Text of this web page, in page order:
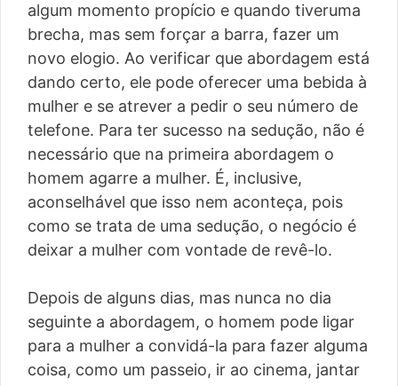
algum momento propício e quando tiveruma
brecha, mas sem forçar a barra, fazer um
novo elogio. Ao verificar que abordagem está
dando certo, ele pode oferecer uma bebida à
mulher e se atrever a pedir o seu número de
telefone. Para ter sucesso na sedução, não é
necessário que na primeira abordagem o
homem agarre a mulher. É, inclusive,
aconselhável que isso nem aconteça, pois
como se trata de uma sedução, o negócio é
deixar a mulher com vontade de revê-lo.
Depois de alguns dias, mas nunca no dia
seguinte a abordagem, o homem pode ligar
para a mulher a convidá-la para fazer alguma
coisa, como um passeio, ir ao cinema, jantar